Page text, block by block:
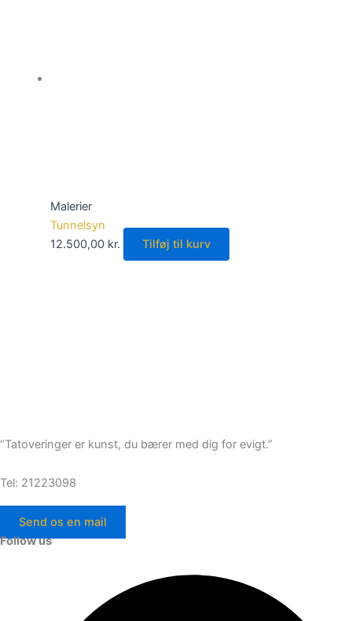
Malerier
Tunnelsyn
12.500,00 kr. Tilføj til kurv
“Tatoveringer er kunst, du bærer med dig for evigt.”
Tel: 21223098
Send os en mail
Follow us